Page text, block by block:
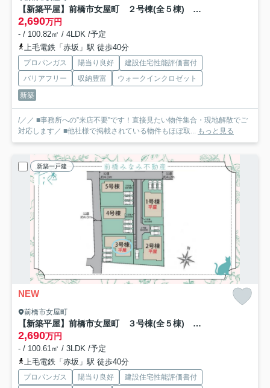
【新築平屋】前橋市女屋町 ２号棟(全５棟) ブルーミングガーデン 新築建売分譲
2,690万円
- / 100.82㎡ / 4LDK /予定
上毛電鉄「赤坂」駅 徒歩40分
プロパンガス 陽当り良好
建設住宅性能評価書付
バリアフリー
収納豊富
ウォークインクロゼット
新築
/／／ ■事務所への”来店不要”です！直接見たい物件集合・現地解散でご
対応します／ ■他社様で掲載されている物件もほぼ取... もっと見る
新築一戸建
NEW
前橋市女屋町
【新築平屋】前橋市女屋町 ３号棟(全５棟) ブルーミングガーデン 新築建売分譲
2,690万円
- / 100.61㎡ / 3LDK /予定
上毛電鉄「赤坂」駅 徒歩40分
プロパンガス 陽当り良好
建設住宅性能評価書付